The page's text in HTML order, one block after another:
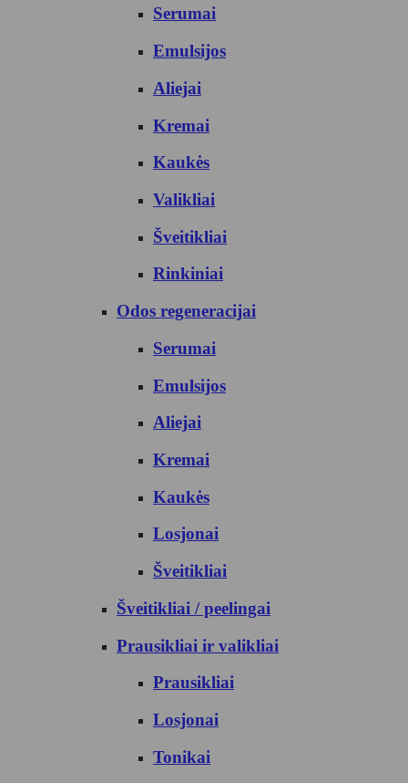
Serumai
Emulsijos
Aliejai
Kremai
Kaukės
Valikliai
Šveitikliai
Rinkiniai
Odos regeneracijai
Serumai
Emulsijos
Aliejai
Kremai
Kaukės
Losjonai
Šveitikliai
Šveitikliai / peelingai
Prausikliai ir valikliai
Prausikliai
Losjonai
Tonikai